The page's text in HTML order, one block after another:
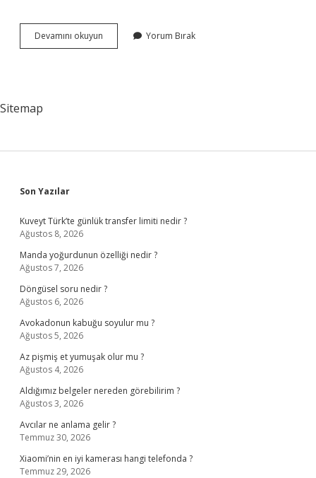
Devamını okuyun Zatürrenin
Latincesi
Yorum Bırak
Sitemap
Sidebar
Son Yazılar
Kuveyt Türk’te günlük transfer limiti nedir ?
Ağustos 8, 2026
Manda yoğurdunun özelliği nedir ?
Ağustos 7, 2026
Döngüsel soru nedir ?
Ağustos 6, 2026
Avokadonun kabuğu soyulur mu ?
Ağustos 5, 2026
Az pişmiş et yumuşak olur mu ?
Ağustos 4, 2026
Aldığımız belgeler nereden görebilirim ?
Ağustos 3, 2026
Avcılar ne anlama gelir ?
Temmuz 30, 2026
Xiaomi’nin en iyi kamerası hangi telefonda ?
Temmuz 29, 2026